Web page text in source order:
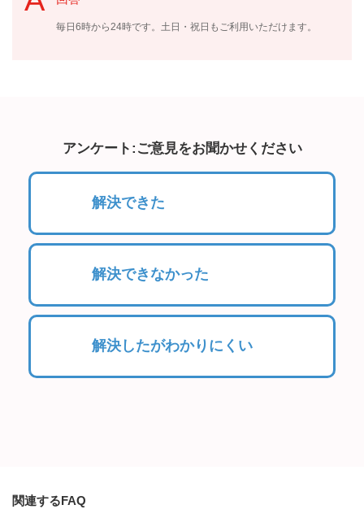
毎日6時から24時です。土日・祝日もご利用いただけます。
アンケート:ご意見をお聞かせください
解決できた
解決できなかった
解決したがわかりにくい
関連するFAQ